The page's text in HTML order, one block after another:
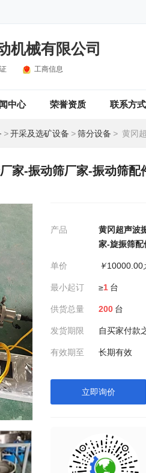
机械有限公司
工商信息
中心 荣誉资质 联系方式
>开采及选矿设备 >筛分设备 > 黄冈超声波振
家-振动筛厂家-振动筛
产品
黄冈超声波
家-旋振筛配
单价 ￥10000.00
最小起订 ≥1 台
供货总量 200 台
发货期限 自买家付款
有效期至 长期有效
立即询价